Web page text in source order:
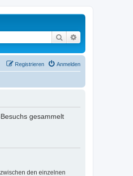
Suche
Anmelden
Registrieren
gesammelt
den einzelnen